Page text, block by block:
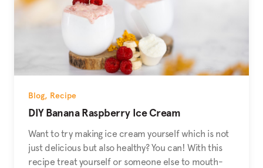
Blog, Recipe
DIY Banana Raspberry Ice Cream
Want to try making ice cream yourself which is not
just delicious but also healthy? You can! With this
recipe treat yourself or someone else to mouth-